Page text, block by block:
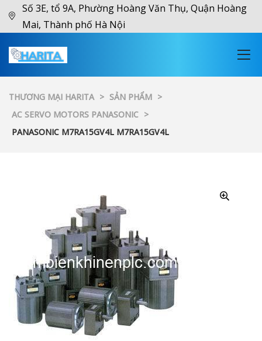
Số 3E, tổ 9A, Phường Hoàng Văn Thụ, Quận Hoàng
Mai, Thành phố Hà Nội
THƯƠNG MẠI HARITA > SẢN PHẨM >
AC SERVO MOTORS PANASONIC >
PANASONIC M7RA15GV4L M7RA15GV4L